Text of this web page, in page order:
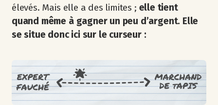
élevés. Mais elle a des limites ; elle tient
quand même à gagner un peu d’argent. Elle
se situe donc ici sur le curseur :